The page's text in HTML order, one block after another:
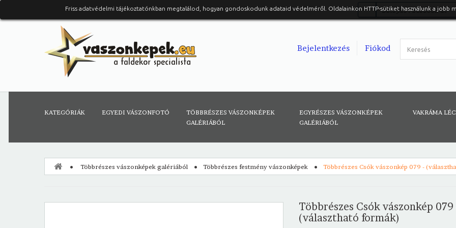
Belépés Facebook-al
Fiókod
Bejelentkezés
KATEGÓRIÁK EGYEDI VÁSZONFOTÓ
TÖBBRÉSZES VÁSZONKÉPEK
GALÉRIÁBÓL
EGYRÉSZES VÁSZONKÉPEK
GALÉRIÁBÓL
VAKRÁMA
Friss adatvédelmi tájékoztatónkban megtalálod, hogyan gondoskodunk adataid védelméről. Oldalainkon HTTP-sütiket használunk a jobb
Többrészes vászonképek galériából Többrészes festmény vászonképek Többrészes Csók vászonkép 079 -
Többrészes Csók vászonkép 079
(választható formák)